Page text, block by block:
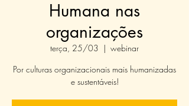
Humana nas
organizações
terça, 25/03
  |
webinar
Por culturas organizacionais mais humanizadas
e sustentáveis!